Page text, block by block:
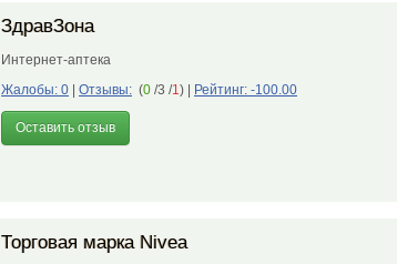
ЗдравЗона
Интернет-аптека
Жалобы: 0
Отзывы: (0 /3 /1) Рейтинг: -100.00
Оставить отзыв
Торговая марка Nivea